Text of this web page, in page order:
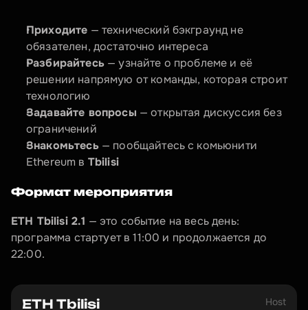
Приходите — технический бэкграунд не
обязателен, достаточно интереса
Разбирайтесь — узнайте о проблеме и её
решении напрямую от команды, которая строит
технологию
Задавайте вопросы — открытая дискуссия без
ограничений
Знакомьтесь — пообщайтесь с комьюнити
Ethereum в Tbilisi
Формат мероприятия
ETH Tbilisi 2.1 — это событие на весь день:
программа стартует в 11:00 и продолжается до
22:00.
Host
ETH Tbilisi